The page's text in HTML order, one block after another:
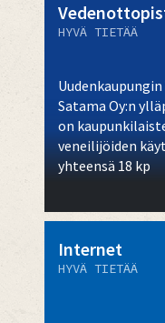
HYVÄ TIETÄÄ
Satama Oy:n
on
veneilijöiden
yhteensä 18 kp
Internet
HYVÄ TIETÄÄ